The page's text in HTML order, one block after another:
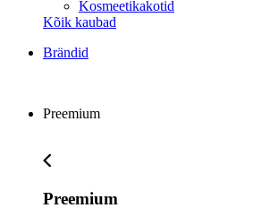
Kosmeetikakotid
Kõik kaubad
Brändid
Preemium
Preemium